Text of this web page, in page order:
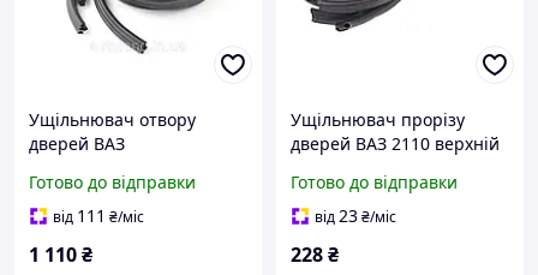
Ущільнювач отвору
дверей ВАЗ
2141 (к-т 4 шт.)
Готово до відправки
від 111 ₴/міс
1 110₴
Ущільнювач прорізу
дверей ВАЗ 2110 верхній
Готово до відправки
від23₴/міс
228₴